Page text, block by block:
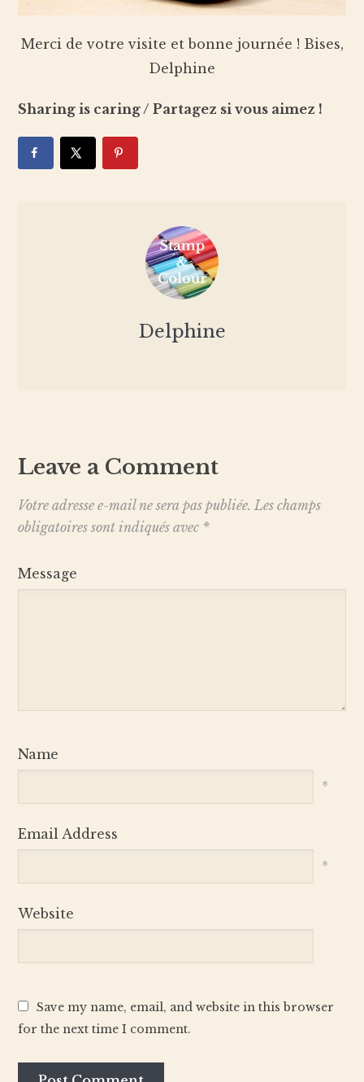
Merci de votre visite et bonne journée ! Bises,
Delphine
Sharing is caring / Partagez si vous aimez !
Delphine
Leave a Comment
Votre adresse e-mail ne sera pas publiée. Les champs
obligatoires sont indiqués avec *
Message
Name
*
Email Address
*
Website
Save my name, email, and website in this browser
for the next time I comment.